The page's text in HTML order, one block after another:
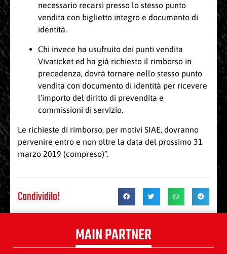
necessario recarsi presso lo stesso punto
vendita con biglietto integro e documento di
identità.
Chi invece ha usufruito dei punti vendita
Vivaticket ed ha già richiesto il rimborso in
precedenza, dovrà tornare nello stesso punto
vendita con documento di identità per ricevere
l’importo del diritto di prevendita e
commissioni di servizio.
Le richieste di rimborso, per motivi SIAE, dovranno
pervenire entro e non oltre la data del prossimo 31
marzo 2019 (compreso)”.
Condividilo!
MAIN PARTNER